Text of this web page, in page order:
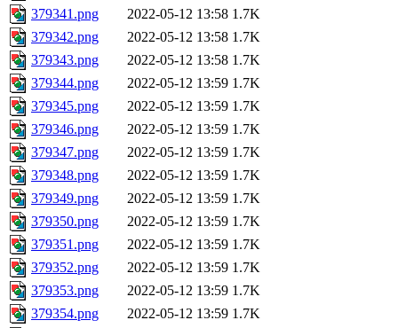
379341.png
2022-05-12 13:58 1.7K
379342.png
2022-05-12 13:58 1.7K
379343.png
2022-05-12 13:58 1.7K
379344.png
2022-05-12 13:59 1.7K
379345.png
2022-05-12 13:59 1.7K
379346.png
2022-05-12 13:59 1.7K
379347.png
2022-05-12 13:59 1.7K
379348.png
2022-05-12 13:59 1.7K
379349.png
2022-05-12 13:59 1.7K
379350.png
2022-05-12 13:59 1.7K
379351.png
2022-05-12 13:59 1.7K
379352.png
2022-05-12 13:59 1.7K
379353.png
2022-05-12 13:59 1.7K
379354.png
2022-05-12 13:59 1.7K